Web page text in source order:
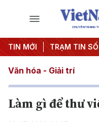
CHUYÊN TRANG
TIN MỚI TRẠM TIN SỐ
quyết thành hành động
Văn hóa - Giải trí
Làm gì để thư